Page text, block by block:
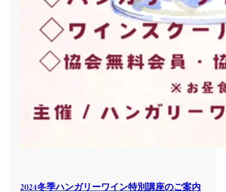
2024冬季ハンガリーワイン特別講座のご案内